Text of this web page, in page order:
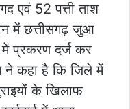
एवं 52 पत्ती ताश
में छत्तीसगढ़ जुआ
में प्रकरण दर्ज कर
ने कहा है कि जिले में
के खिलाफ